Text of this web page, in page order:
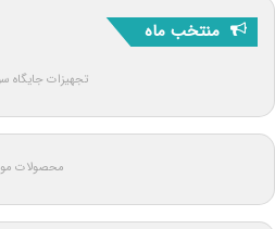
منتخب ماه
تجهیزات جایگاه
محصولات مو